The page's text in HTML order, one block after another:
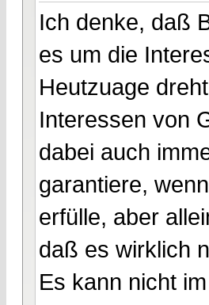
Ich denke, daß
es um die
Heutzuage
Interessen von
dabei auch
garantiere,
erfülle, aber
daß es wirklich
Es kann nicht